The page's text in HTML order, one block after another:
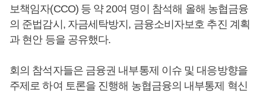
보책임자(CCO) 등 약 20여 명이 참석해 올해 농협금융
의 준법감시, 자금세탁방지, 금융소비자보호 추진 계획
과 현안 등을 공유했다.
회의 참석자들은 금융권 내부통제 이슈 및 대응방향을
주제로 하여 토론을 진행해 농협금융의 내부통제 혁신